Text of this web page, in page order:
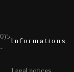
Informations